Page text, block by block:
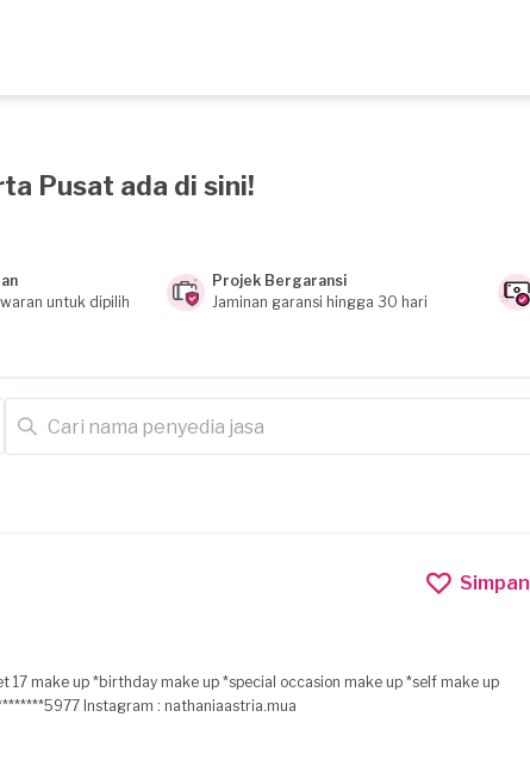
Pusat ada di sini!
untuk dipilih
Projek Bergaransi
Jaminan garansi hingga 30 hari
Simpan
make up *birthday make up *special occasion make up *self make up
etc For further information, please contact: Line : nathaniaas WA : ********5977 Instagram : nathaniaastria.mua